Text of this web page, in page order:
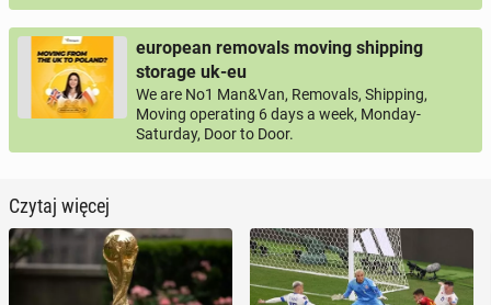
european removals moving shipping
storage uk-eu
We are No1 Man&Van, Removals, Shipping,
Moving operating 6 days a week, Monday-
Saturday, Door to Door.
Czytaj więcej